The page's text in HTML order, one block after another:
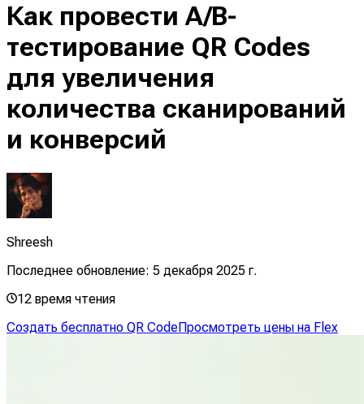
Как провести A/B-
тестирование QR Codes
для увеличения
количества сканирований
и конверсий
Shreesh
Последнее обновление: 5 декабря 2025 г.
12 время чтения
Создать бесплатно QR CodeПросмотреть цены на Flex